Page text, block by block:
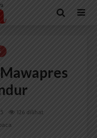
126 dilihat